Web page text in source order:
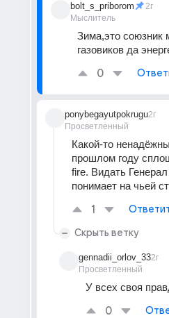
bolt_s_priborom
Мыслитель
2г
Зима,это союзник
газовиков да
0
ponybegayutpokrugu
Просветленный
2г
Какой-то
прошлом году
fire. Видать
понимает на чьей
1
Скрыть ветку
gennadii_orlov_33
Просветленный
2г
У всех своя
0